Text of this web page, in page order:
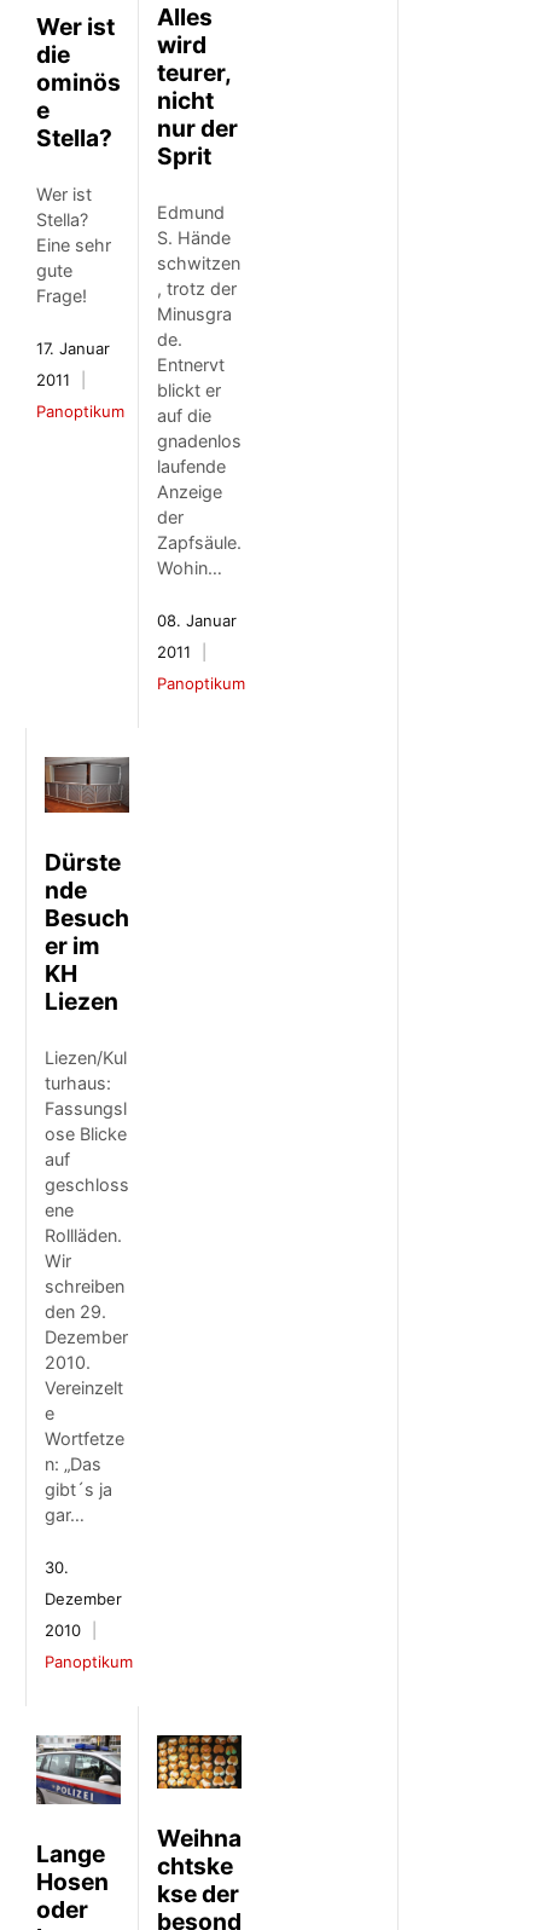
Wer ist
die
ominös
e
Stella?
Wer ist
Stella?
Eine sehr
gute
Frage!
17. Januar
2011
Panoptikum
Alles
wird
teurer,
nicht
nur der
Sprit
Edmund
S. Hände
schwitzen
, trotz der
Minusgra
de.
Entnervt
blickt er
auf die
gnadenlos
laufende
Anzeige
der
Zapfsäule.
Wohin…
08. Januar
2011
Panoptikum
Dürste
nde
Besuch
er im
KH
Liezen
Liezen/Kul
turhaus:
Fassungsl
ose Blicke
auf
geschloss
ene
Rollläden.
Wir
schreiben
den 29.
Dezember
2010.
Vereinzelt
e
Wortfetze
n: „Das
gibt´s ja
gar…
30.
Dezember
2010
Panoptikum
Lange
Hosen
oder
Weihna
chtske
kse der
besond